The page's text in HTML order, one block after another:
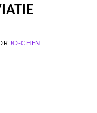
JO-CHEN